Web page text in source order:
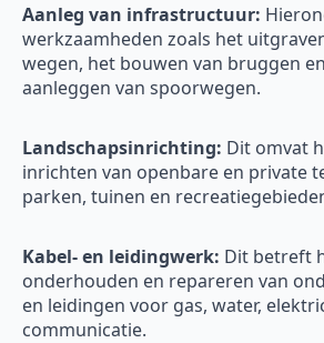
Aanleg van infrastructuur:
werkzaamheden zoals het
wegen, het bouwen van bruggen
aanleggen van spoorwegen.
Landschapsinrichting: Dit omvat
inrichten van openbare en private
parken, tuinen en
Kabel- en leidingwerk: Dit betreft
onderhouden en repareren van
en leidingen voor gas, water,
communicatie.